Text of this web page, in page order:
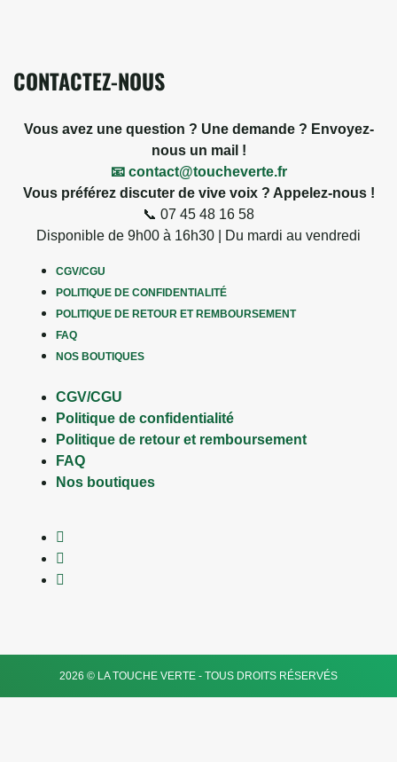
CONTACTEZ-NOUS
Vous avez une question ? Une demande ? Envoyez-
nous un mail !
📧 contact@toucheverte.fr
Vous préférez discuter de vive voix ? Appelez-nous !
📞 07 45 48 16 58
Disponible de 9h00 à 16h30 | Du mardi au vendredi
CGV/CGU
POLITIQUE DE CONFIDENTIALITÉ
POLITIQUE DE RETOUR ET REMBOURSEMENT
FAQ
NOS BOUTIQUES
CGV/CGU
Politique de confidentialité
Politique de retour et remboursement
FAQ
Nos boutiques
2026 © LA TOUCHE VERTE - TOUS DROITS RÉSERVÉS